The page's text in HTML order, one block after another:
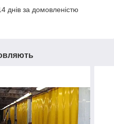
днів за домовленістю